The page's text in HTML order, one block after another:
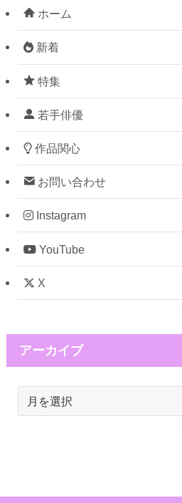
ホーム
新着
特集
若手俳優
作品関心
お問い合わせ
Instagram
YouTube
X
アーカイブ